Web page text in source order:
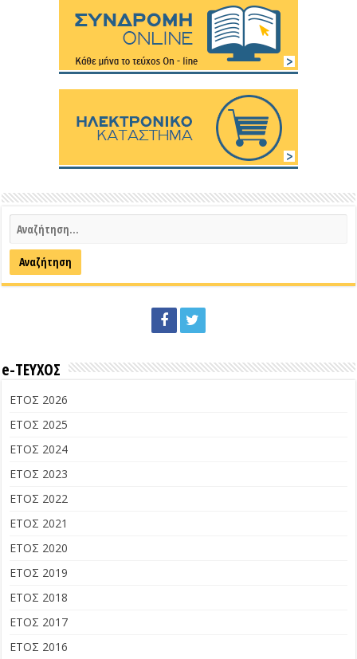
e-ΤΕΥΧΟΣ
ΕΤΟΣ 2026
ΕΤΟΣ 2025
ΕΤΟΣ 2024
ΕΤΟΣ 2023
ΕΤΟΣ 2022
ΕΤΟΣ 2021
ΕΤΟΣ 2020
ΕΤΟΣ 2019
ΕΤΟΣ 2018
ΕΤΟΣ 2017
ΕΤΟΣ 2016